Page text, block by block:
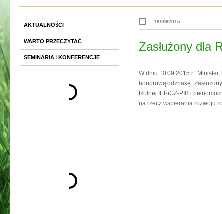
AKTUALNOŚCI
WARTO PRZECZYTAĆ
SEMINARIA I KONFERENCJE
16/09/2015
Zasłużony dla
W dniu 10.09.2015 r. Minister
honorową odznakę
Rolnej IERiGŻ-PIB i
na rzecz wspierania rozwoju